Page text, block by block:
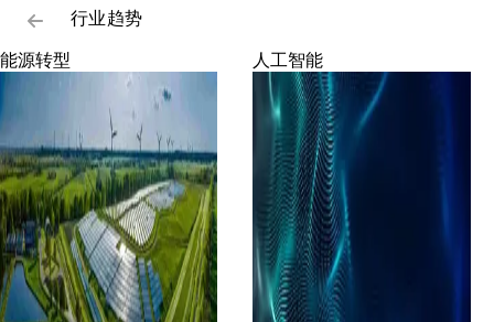
行业趋势
能源转型
人工智能